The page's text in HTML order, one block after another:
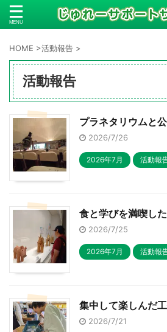
HOME >活動報告 >
活動報告
プラネタリウムと
2026/7/26
2026年7月 活動報
食と学びを満喫し
2026/7/25
2026年7月 活動報
集中して楽しんだ
2026/7/21